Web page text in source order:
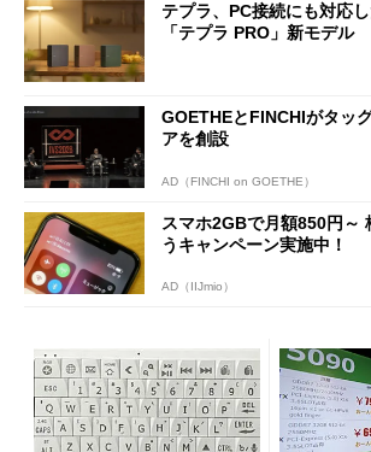
テプラ、PC接続にも対応
「テプラ PRO」新モデル
GOETHEとFINCHIがタッ
アを創設
AD（FINCHI on GOETHE）
スマホ2GBで月額850円～
うキャンペーン実施中！
AD（IIJmio）